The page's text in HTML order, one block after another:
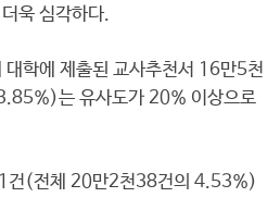
욱 심각하다.
학에 제출된 교사추천서 16만5천
는 유사도가 20% 이상으로
건(전체 20만2천38건의 4.53%)